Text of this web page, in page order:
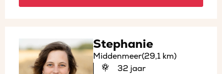
Stephanie
Middenmeer(29,1 km)
32 jaar